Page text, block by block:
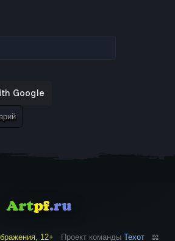
12+ Проект команды Техот 𝌴